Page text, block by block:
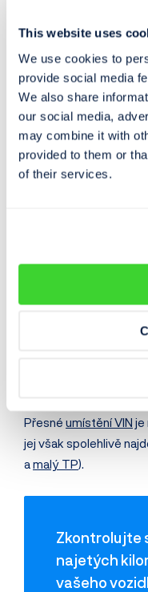
This website uses
We use cookies to
provide social media
We also share
our social media,
may combine it with
provided to them or
of their services.
Co to je VIN
VIN mají nejen osobní
Přesné umístění VIN je
jej však spolehlivě
amalý TP).
Zkontrolujte
najetých
vašeho